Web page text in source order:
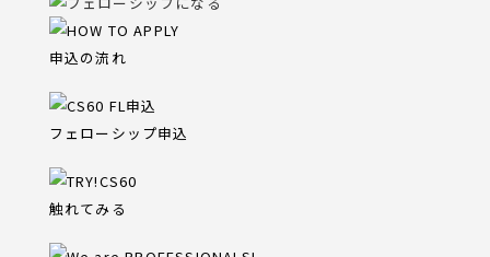
申込の流れ
フェローシップ申込
触れてみる